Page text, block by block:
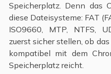
Speicherplatz. Denn das
diese Dateisysteme: FAT
ISO9660, MTP, NTFS,
zuerst sicher stellen, ob
kompatibel mit dem
Speicherplatz reicht.